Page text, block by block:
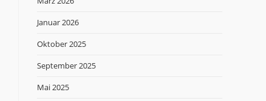
Januar 2026
Oktober 2025
September 2025
Mai 2025